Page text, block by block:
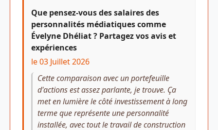
Que pensez-vous des salaires des
personnalités médiatiques comme
Évelyne Dhéliat ? Partagez vos avis et
expériences
le 03 Juillet 2026
Cette comparaison avec un portefeuille
d'actions est assez parlante, je trouve. Ça
met en lumière le côté investissement à long
terme que représente une personnalité
installée, avec tout le travail de construction